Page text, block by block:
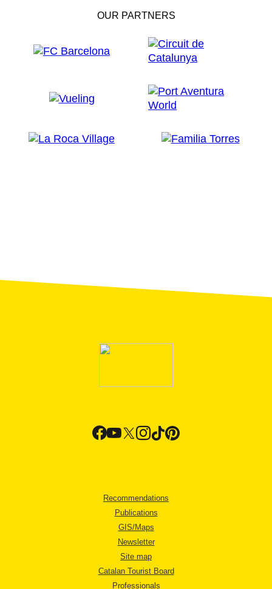
OUR PARTNERS
Recommendations
Publications
GIS/Maps
Newsletter
Site map
Catalan Tourist Board
Professionals